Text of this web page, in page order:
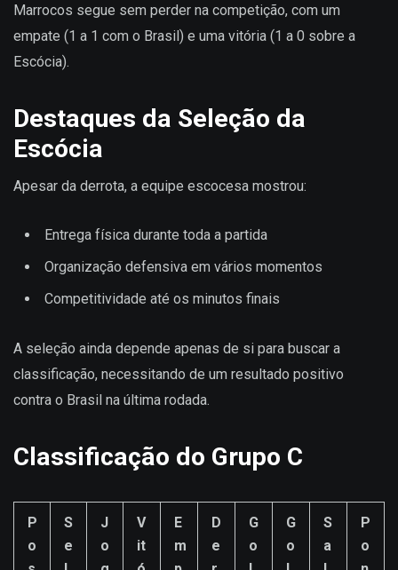
Marrocos segue sem perder na competição, com um
empate (1 a 1 com o Brasil) e uma vitória (1 a 0 sobre a
Escócia).
Destaques da Seleção da
Escócia
Apesar da derrota, a equipe escocesa mostrou:
Entrega física durante toda a partida
Organização defensiva em vários momentos
Competitividade até os minutos finais
A seleção ainda depende apenas de si para buscar a
classificação, necessitando de um resultado positivo
contra o Brasil na última rodada.
Classificação do Grupo C
P
o
S
e
J
o
V
it
E
m
D
e
G
o
G
o
S
a
P
o